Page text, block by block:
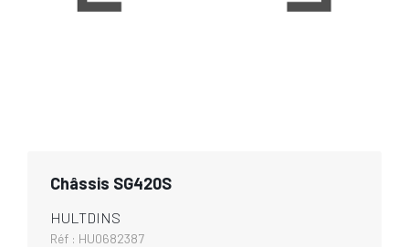
Châssis SG420S
HULTDINS
Réf : HU0682387